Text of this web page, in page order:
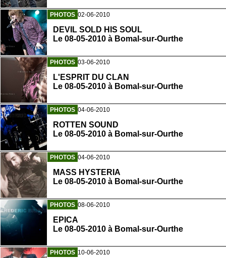
PHOTOS 02-06-2010
DEVIL SOLD HIS SOUL
Le 08-05-2010 à Bomal-sur-Ourthe
PHOTOS 03-06-2010
L'ESPRIT DU CLAN
Le 08-05-2010 à Bomal-sur-Ourthe
PHOTOS 04-06-2010
ROTTEN SOUND
Le 08-05-2010 à Bomal-sur-Ourthe
PHOTOS 04-06-2010
MASS HYSTERIA
Le 08-05-2010 à Bomal-sur-Ourthe
PHOTOS 08-06-2010
EPICA
Le 08-05-2010 à Bomal-sur-Ourthe
PHOTOS 10-06-2010